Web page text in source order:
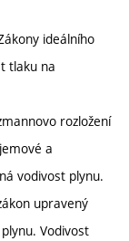
ideálního
tlaku na
rozložení
a
vodivost plynu.
upravený
Vodivost